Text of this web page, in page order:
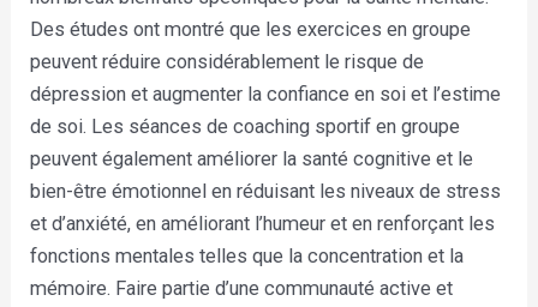
Des études ont montré que les exercices en groupe
peuvent réduire considérablement le risque de
dépression et augmenter la confiance en soi et l’estime
de soi. Les séances de coaching sportif en groupe
peuvent également améliorer la santé cognitive et le
bien-être émotionnel en réduisant les niveaux de stress
et d’anxiété, en améliorant l’humeur et en renforçant les
fonctions mentales telles que la concentration et la
mémoire. Faire partie d’une communauté active et